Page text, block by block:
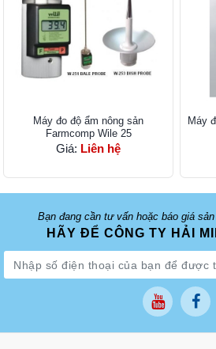
Máy đo độ ẩm nông sản
Farmcomp Wile 25
Giá: Liên hệ
Máy
Bạn đang cần tư vấn hoặc báo giá
HÃY ĐỂ CÔNG TY HẢI